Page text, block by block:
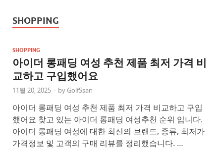
SHOPPING
SHOPPING
아이더 롱패딩 여성 추천 제품 최저 가격 비
교하고 구입했어요
11월 20, 2025 - by GolfSsan
아이더 롱패딩 여성 추천 제품 최저 가격 비교하고 구입
했어요 찾고 있는 아이더 롱패딩 여성추천 순위 입니다.
아이더 롱패딩 여성에 대한 최신의 브랜드, 종류, 최저가
가격정보 및 고객의 구매 리뷰를 정리했습니다. …